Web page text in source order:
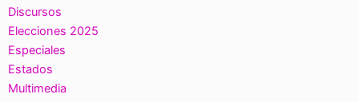
Discursos
Elecciones 2025
Especiales
Estados
Multimedia